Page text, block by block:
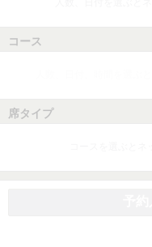
コース
席タイプ